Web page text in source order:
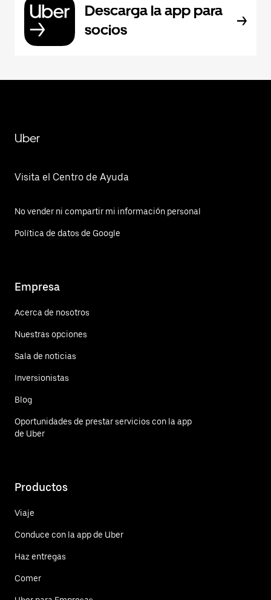
Descarga la app para
socios
Uber
Visita el Centro de Ayuda
No vender ni compartir mi información personal
Política de datos de Google
Empresa
Acerca de nosotros
Nuestras opciones
Sala de noticias
Inversionistas
Blog
Oportunidades de prestar servicios con la app
de Uber
Productos
Viaje
Conduce con la app de Uber
Haz entregas
Comer